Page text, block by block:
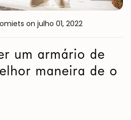
on julho 01, 2022
um armário de
maneira de o